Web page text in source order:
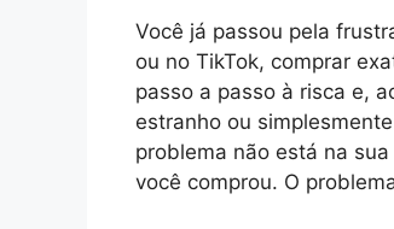
Você já passou pela
ou no TikTok, comprar
passo a passo à risca e,
estranho ou
problema não está na
você comprou. O